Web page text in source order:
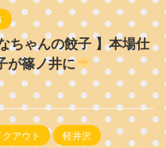
ちゃんの餃子 】本場仕
が篠ノ井に
アウト 軽井沢